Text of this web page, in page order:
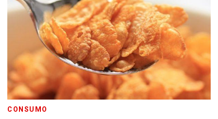
CONSUMO